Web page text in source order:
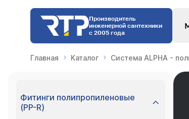
Производитель
инженерной сантехники
с 2005 года
Главная Каталог Система ALPHA -
Фитинги полипропиленовые
(PP-R)